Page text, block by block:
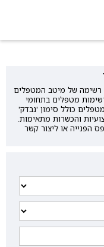
רשימה של מיטב המטפלים
מטפלים בתחומי
כולל סימון 'נבדק'
והכשרות מתאימות.
הפנייה או ליצור קשר